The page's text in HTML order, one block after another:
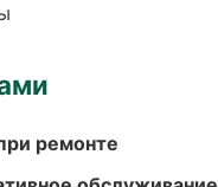
ремонте